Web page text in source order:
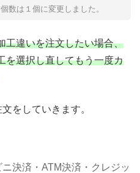
数は１個に変更しました。
工違いを注文したい場合、
を選択し直してもう一度カ
をしていきます。
決済・ATM決済・クレジッ